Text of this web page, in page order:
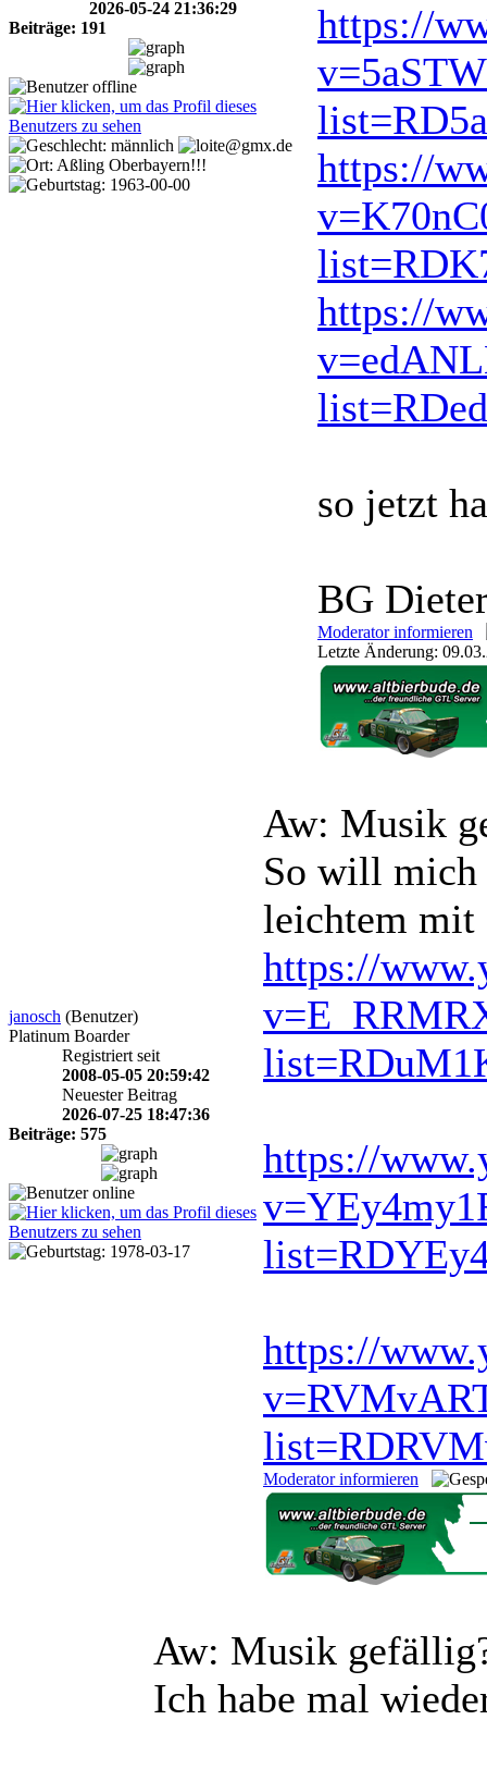
2026-05-24 21:36:29
Beiträge: 191
https://
https://
https://
so jetzt
BG
Moderator informieren
Letzte Änderung:
janosch (Benutzer)
Platinum Boarder
Registriert seit
2008-05-05 20:59:42
Neuester Beitrag
2026-07-25 18:47:36
Beiträge: 575
Aw: Musik
So will mich
leichtem
https://
https://
https://
Moderator informieren
Aw: Musik
Ich habe mal